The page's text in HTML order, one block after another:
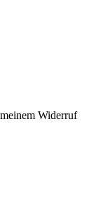
Widerruf